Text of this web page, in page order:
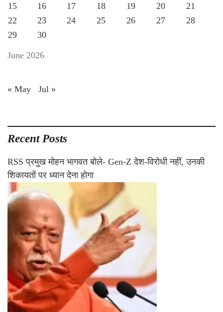
June 2026
15
16 17 18 19 20
21
22
23 24 25 26 27
28
29
30
« May Jul »
Recent Posts
RSS प्रमुख मोहन भागवत बोले- Gen-Z देश-विरोधी नहीं, उनकी
शिकायतों पर ध्यान देना होगा